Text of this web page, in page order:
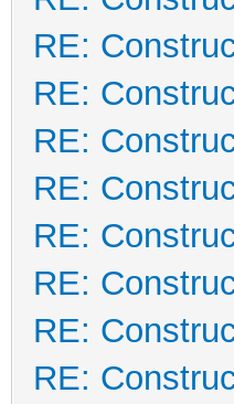
RE:
RE:
RE:
RE:
RE:
RE:
RE:
RE: